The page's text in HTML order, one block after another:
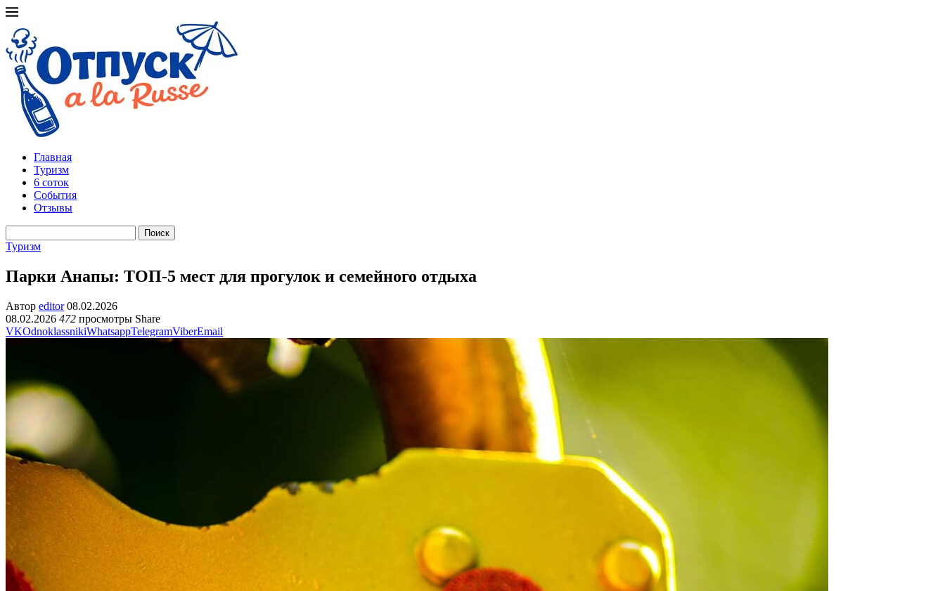
Главная
Туризм
6 соток
События
Отзывы
Поиск
Туризм
Парки Анапы: ТОП-5 мест для прогулок и семейного отдыха
Автор editor 08.02.2026
08.02.2026 472 просмотры Share
VKOdnoklassnikiWhatsappTelegramViberEmail